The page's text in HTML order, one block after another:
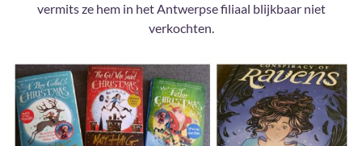
vermits ze hem in het Antwerpse filiaal blijkbaar niet
verkochten.